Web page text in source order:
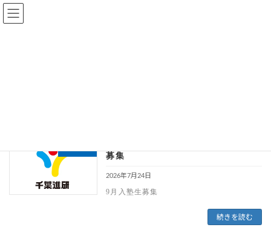
次回入塾テスト：8/21(金)9月入塾生募集
募集
2026年7月24日
9月入塾生募集
続きを読む